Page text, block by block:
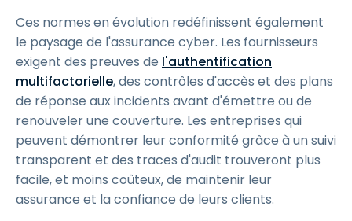
Ces normes en évolution redéfinissent également
le paysage de l'assurance cyber. Les fournisseurs
exigent des preuves de l'authentification
multifactorielle, des contrôles d'accès et des plans
de réponse aux incidents avant d'émettre ou de
renouveler une couverture. Les entreprises qui
peuvent démontrer leur conformité grâce à un suivi
transparent et des traces d'audit trouveront plus
facile, et moins coûteux, de maintenir leur
assurance et la confiance de leurs clients.